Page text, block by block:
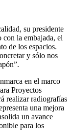
su presidente
la embajada, el
de los espacios.
y sólo nos
en el marco
Proyectos
realizar radiografías
una mejora
un avance
para los